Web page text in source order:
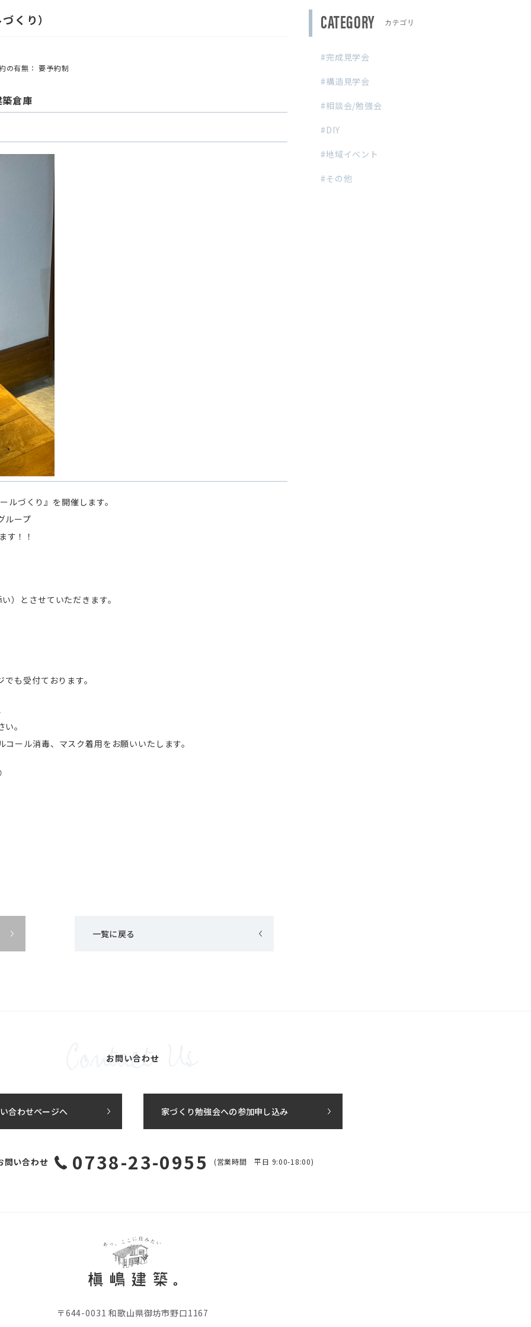
くり）
の有無： 要予約制
倉庫
づくり』を開催します。
ループ
す！！
）とさせていただきます。
受付ております。
。
ール消毒、マスク着用をお願いいたします。
一覧に戻る
CATEGORY
完成見学会
構造見学会
相談会/勉強会
DIY
地域イベント
その他
お問い合わせ
合わせページへ 家づくり勉強会への参加申し込み
問い合わせ 0738-23-0955 (営業時間 平日 9:00-18:00)
〒644-0031 和歌山県御坊市野口1167